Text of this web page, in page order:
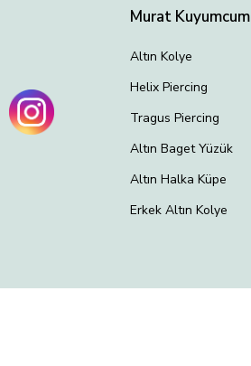
Murat Kuyumcum
Altın Kolye
Helix Piercing
Tragus Piercing
Altın Baget Yüzük
Altın Halka Küpe
Erkek Altın Kolye